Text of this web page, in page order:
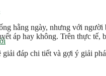
hằng ngày, nhưng với
áp hay không. Trên thực
giải đáp chi tiết và gợi ý giải